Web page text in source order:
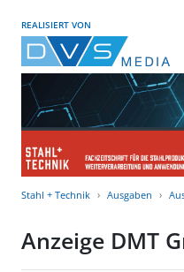
REALISIERT VON
Stahl + Technik Ausgaben
Anzeige DMT